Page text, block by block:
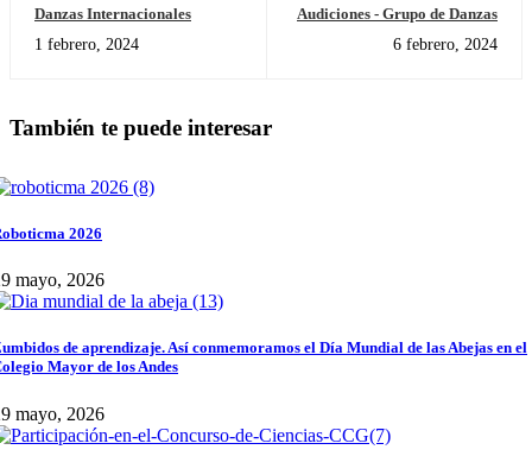
Danzas Internacionales
1 febrero, 2024
Audiciones - Grupo de Danzas
6 febrero, 2024
También te puede interesar
2026
mayo, 2026
de aprendizaje. Así conmemoramos el Día Mundial de las Abejas en el
Mayor de los Andes
mayo, 2026